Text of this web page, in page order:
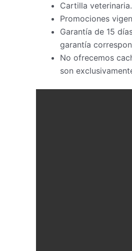
Cartilla veterinaria.
Promociones
Garantía de 15
garantía
No ofrecemos
son